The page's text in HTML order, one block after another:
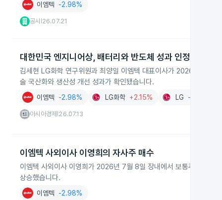
이엠텍 -2.98%
공시 26.07.21
대한민국 엔지니어상, 배터리와 반도체 성과 인정
김세현 LG화학 연구위원과 최양일 이엠텍 대표이사가 2026년 7월
술 국산화와 생산성 개선 성과가 확인됐습니다.
이엠텍 -2.98% LG화학 +2.15% LG -2.15%
아시아경제 26.07.13
이엠텍 사외이사 이영희의 자사주 매수
이엠텍 사외이사 이영희가 2026년 7월 8일 장내에서 보통주
상승했습니다.
이엠텍 -2.98%